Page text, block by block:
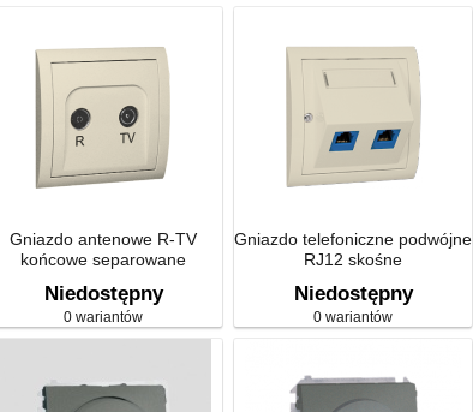
Gniazdo antenowe R-TV
końcowe separowane
Niedostępny
0 wariantów
Gniazdo telefoniczne podwójne
RJ12 skośne
Niedostępny
0 wariantów